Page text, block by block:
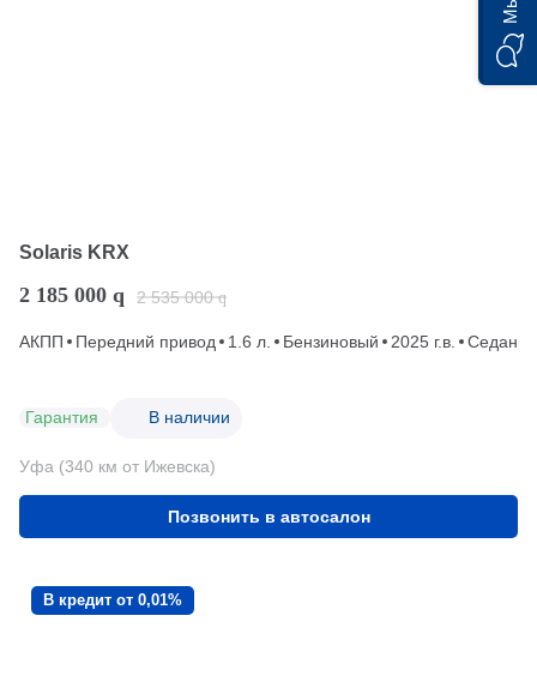
Solaris KRX
2 185 000 q 2 535 000 q
АКПП Передний привод 1.6 л. Бензиновый 2025 г.в. Седан
Гарантия В наличии
Уфа (340 км от Ижевска)
Позвонить в автосалон
В кредит от 0,01%